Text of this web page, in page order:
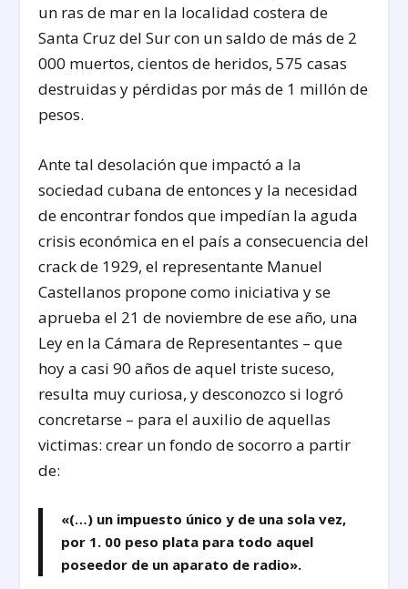
un ras de mar en la localidad costera de
Santa Cruz del Sur con un saldo de más de 2
000 muertos, cientos de heridos, 575 casas
destruidas y pérdidas por más de 1 millón de
pesos.
Ante tal desolación que impactó a la
sociedad cubana de entonces y la necesidad
de encontrar fondos que impedían la aguda
crisis económica en el país a consecuencia del
crack de 1929, el representante Manuel
Castellanos propone como iniciativa y se
aprueba el 21 de noviembre de ese año, una
Ley en la Cámara de Representantes – que
hoy a casi 90 años de aquel triste suceso,
resulta muy curiosa, y desconozco si logró
concretarse – para el auxilio de aquellas
victimas: crear un fondo de socorro a partir
de:
«(…) un impuesto único y de una sola vez,
por 1. 00 peso plata para todo aquel
poseedor de un aparato de radio».